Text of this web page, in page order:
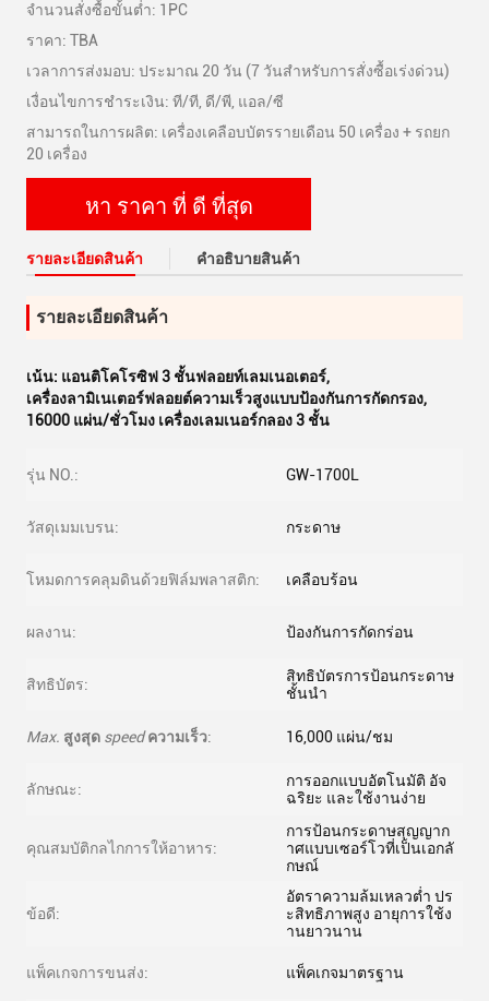
จำนวนสั่งซื้อขั้นต่ำ: 1PC
ราคา: TBA
เวลาการส่งมอบ: ประมาณ 20 วัน (7 วันสำหรับการสั่งซื้อเร่งด่วน)
เงื่อนไขการชำระเงิน: ที/ที, ดี/พี, แอล/ซี
สามารถในการผลิต: เครื่องเคลือบบัตรรายเดือน 50 เครื่อง + รถยก
20 เครื่อง
หา ราคา ที่ ดี ที่สุด
รายละเอียดสินค้า คําอธิบายสินค้า
รายละเอียดสินค้า
เน้น: แอนติโคโรซิฟ 3 ชั้นฟลอยท์เลมเนอเตอร์,
เครื่องลามิเนเตอร์ฟลอยต์ความเร็วสูงแบบป้องกันการกัดกรอง,
16000 แผ่น/ชั่วโมง เครื่องเลมเนอร์กลอง 3 ชั้น
รุ่น NO.: GW-1700L
วัสดุเมมเบรน: กระดาษ
โหมดการคลุมดินด้วยฟิล์มพลาสติก: เคลือบร้อน
ผลงาน: ป้องกันการกัดกร่อน
สิทธิบัตร:
สิทธิบัตรการป้อนกระดาษ
ชั้นนำ
Max. สูงสุด speed ความเร็ว: 16,000 แผ่น/ชม
ลักษณะ:
การออกแบบอัตโนมัติ อัจ
ฉริยะ และใช้งานง่าย
คุณสมบัติกลไกการให้อาหาร:
การป้อนกระดาษสุญญาก
าศแบบเซอร์โวที่เป็นเอกลั
กษณ์
ข้อดี:
อัตราความล้มเหลวต่ำ ปร
ะสิทธิภาพสูง อายุการใช้ง
านยาวนาน
แพ็คเกจการขนส่ง: แพ็คเกจมาตรฐาน